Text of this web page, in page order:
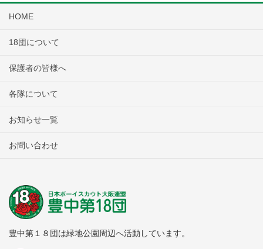
HOME
18団について
保護者の皆様へ
各隊について
お知らせ一覧
お問い合わせ
豊中第１８団は緑地公園周辺へ活動しています。